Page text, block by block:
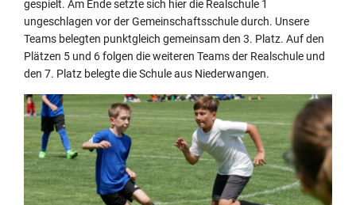
gespielt. Am Ende setzte sich hier die Realschule 1
ungeschlagen vor der Gemeinschaftsschule durch. Unsere
Teams belegten punktgleich gemeinsam den 3. Platz. Auf den
Plätzen 5 und 6 folgen die weiteren Teams der Realschule und
den 7. Platz belegte die Schule aus Niederwangen.